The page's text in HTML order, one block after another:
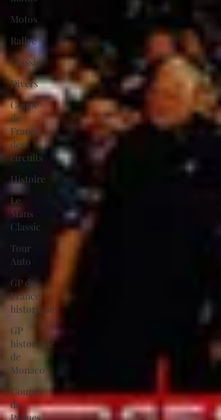
Motos
Rallye
Classic
Divers
Coupe
de
France
des
circuits
Histoire
Le
Mans
Classic
Tour
Auto
GP de
France
historique
GP
historique
de
Monaco
Coupes
de